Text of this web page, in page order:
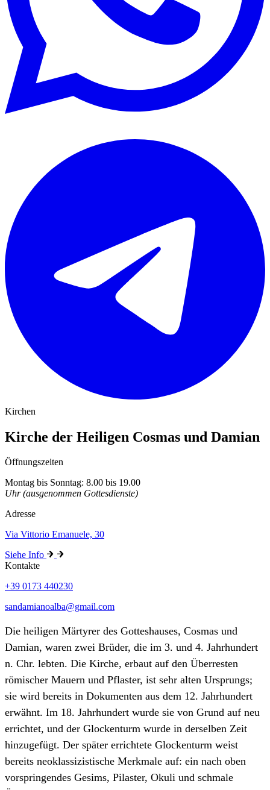
Kirchen
Kirche der Heiligen Cosmas und Damian
Öffnungszeiten
Montag bis Sonntag: 8.00 bis 19.00
Uhr (ausgenommen Gottesdienste)
Adresse
Via Vittorio Emanuele, 30
Siehe Info
Kontakte
+39 0173 440230
sandamianoalba@gmail.com
Die heiligen Märtyrer des Gotteshauses, Cosmas und
Damian, waren zwei Brüder, die im 3. und 4. Jahrhundert
n. Chr. lebten. Die Kirche, erbaut auf den Überresten
römischer Mauern und Pflaster, ist sehr alten Ursprungs;
sie wird bereits in Dokumenten aus dem 12. Jahrhundert
erwähnt. Im 18. Jahrhundert wurde sie von Grund auf neu
errichtet, und der Glockenturm wurde in derselben Zeit
hinzugefügt. Der später errichtete Glockenturm weist
bereits neoklassizistische Merkmale auf: ein nach oben
vorspringendes Gesims, Pilaster, Okuli und schmale